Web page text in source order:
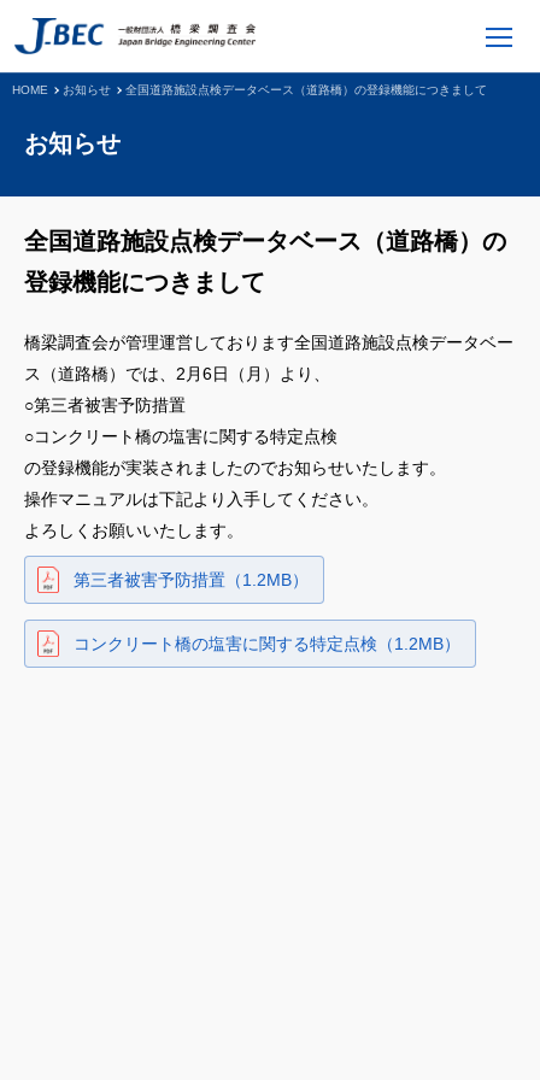
HOME お知らせ 全国道路施設点検データベース（道路橋）の登録機能につきまして
お知らせ
全国道路施設点検データベース（道路橋）の
登録機能につきまして
橋梁調査会が管理運営しております全国道路施設点検データベー
ス（道路橋）では、2月6日（月）より、
○第三者被害予防措置
○コンクリート橋の塩害に関する特定点検
の登録機能が実装されましたのでお知らせいたします。
操作マニュアルは下記より入手してください。
よろしくお願いいたします。
第三者被害予防措置（1.2MB）
コンクリート橋の塩害に関する特定点検（1.2MB）